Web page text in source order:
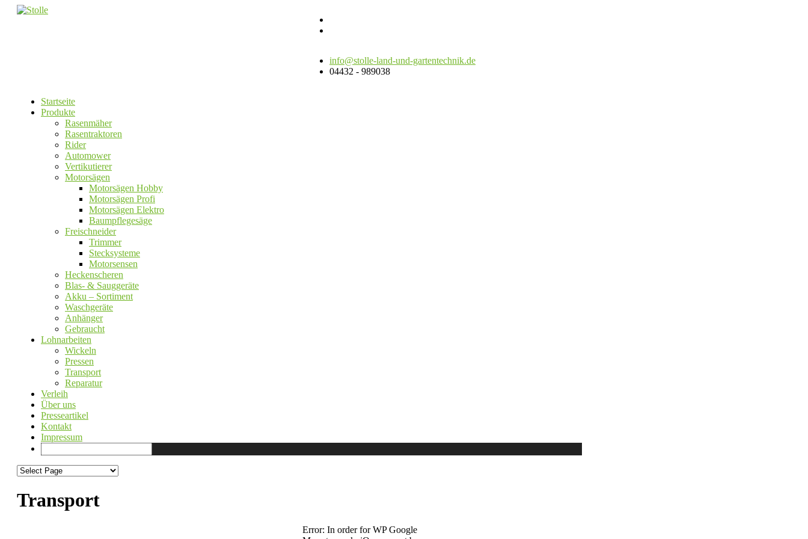
info@stolle-land-und-gartentechnik.de
04432 - 989038
Startseite
Produkte
Rasenmäher
Rasentraktoren
Rider
Automower
Vertikutierer
Motorsägen
Motorsägen Hobby
Motorsägen Profi
Motorsägen Elektro
Baumpflegesäge
Freischneider
Trimmer
Stecksysteme
Motorsensen
Heckenscheren
Blas- & Sauggeräte
Akku – Sortiment
Waschgeräte
Anhänger
Gebraucht
Lohnarbeiten
Wickeln
Pressen
Transport
Reparatur
Verleih
Über uns
Presseartikel
Kontakt
Impressum
Transport
Error: In order for WP Google